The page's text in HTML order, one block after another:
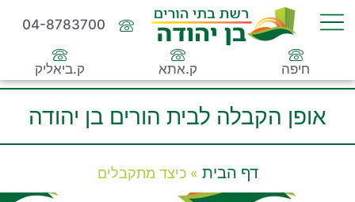
04-8783700
חיפה ק.אתא ק.ביאליק
אופן הקבלה לבית הורים בן יהודה
דף הבית »כיצד מתקבלים